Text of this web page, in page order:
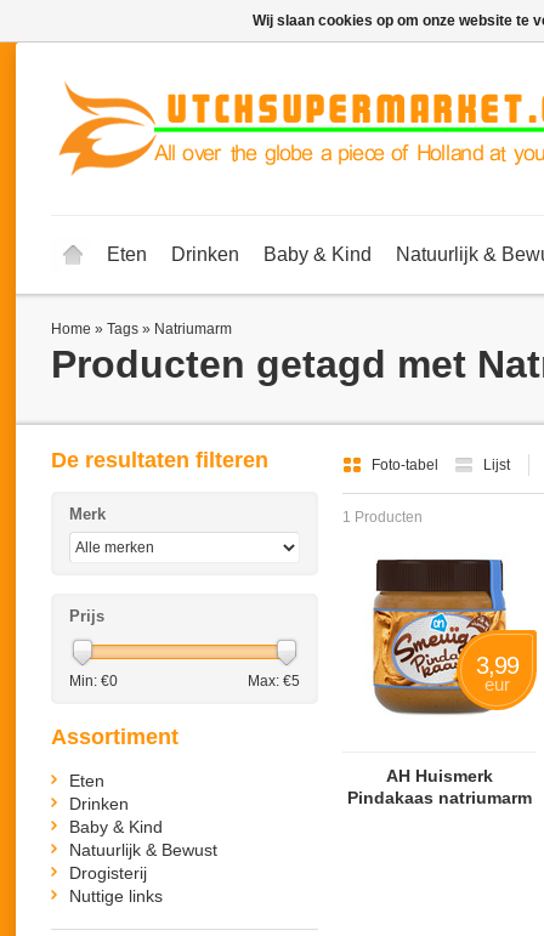
Eten Drinken Baby & Kind Natuurlijk &
Home » Tags » Natriumarm
Producten getagd met
Foto-tabel Lijst
1 Producten
3,99
eur
AH Huismerk
Pindakaas natriumarm
De resultaten filteren
Merk
Prijs
Min: €0 Max: €5
Assortiment
Eten
Drinken
Baby & Kind
Natuurlijk & Bewust
Drogisterij
Nuttige links
Wij slaan cookies op om onze website te